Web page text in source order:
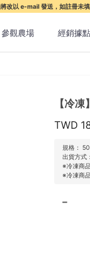
改以 e-mail 發送，如註冊未
參觀農場 經銷據點
【冷
規格：
出貨方式
※冷凍商
※冷凍商